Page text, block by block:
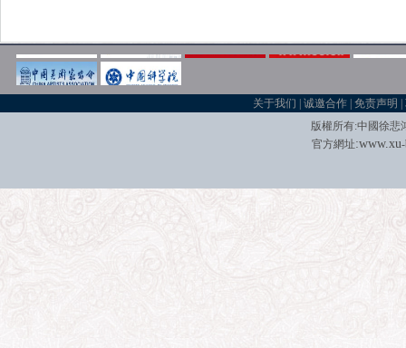
关于我们 |诚邀合作 |免责声明 |
版權所有:中國徐悲
官方網址:www.xu